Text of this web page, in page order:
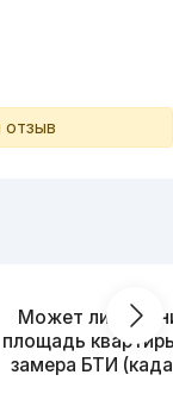
отзыв
Может ли
площадь
замера БТИ